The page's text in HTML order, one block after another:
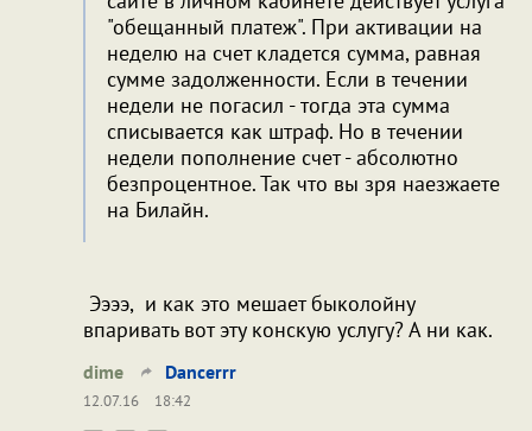
"обещанный платеж". При активации на
неделю на счет кладется сумма, равная
сумме задолженности. Если в течении
недели не погасил - тогда эта сумма
списывается как штраф. Но в течении
недели пополнение счет - абсолютно
безпроцентное. Так что вы зря наезжаете
на Билайн.
Ээээ, и как это мешает быколойну
впаривать вот эту конскую услугу? А ни как.
dime Dancerrr
12.07.16
18:42